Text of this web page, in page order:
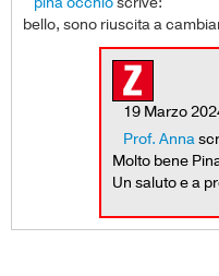
bello, sono riuscita a
19 Marzo
Prof. Anna
Molto bene
Un saluto e a